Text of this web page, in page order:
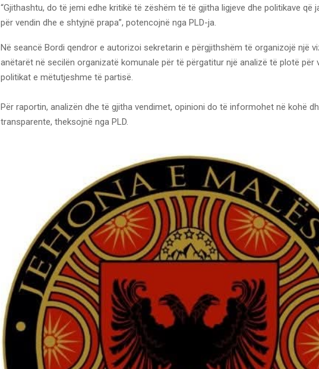
“Gjithashtu, do të jemi edhe kritikë të zëshëm të të gjitha ligjeve dhe politikave që
për vendin dhe e shtyjnë prapa”, potencojnë nga PLD-ja.
Në seancë Bordi qendror e autorizoi sekretarin e përgjithshëm të organizojë një
anëtarët në secilën organizatë komunale për të përgatitur një analizë të plotë për
politikat e mëtutjeshme të partisë.
Për raportin, analizën dhe të gjitha vendimet, opinioni do të informohet në kohë
transparente, theksojnë nga PLD.